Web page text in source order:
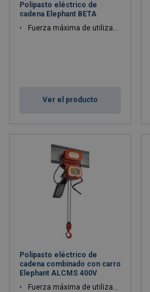
Polipasto eléctrico de
cadena Elephant BETA
Fuerza máxima de utilización WLL: 125 - 200 kg
Ver el producto
Polipasto eléctrico de
cadena combinado con carro
Elephant ALCMS 400V
Fuerza máxima de utilización WLL: 0.25 - 0.5 ton